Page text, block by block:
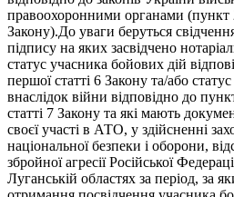
правоохоронними органами (пункт
Закону).До уваги беруться
підпису на яких засвідчено
статус учасника бойових дій
першої статті 6 Закону та/або
внаслідок війни відповідно до
статті 7 Закону та які мають
своєї участі в АТО, у здійсненні
національної безпеки і оборони,
збройної агресії Російської
Луганській областях за період, за